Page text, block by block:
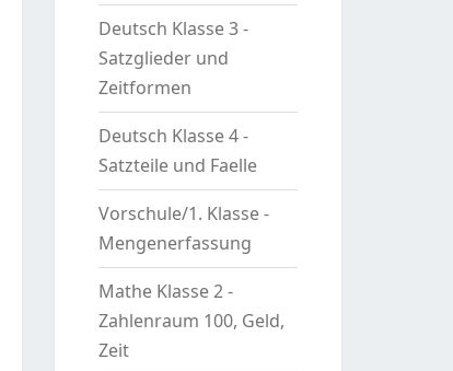
Deutsch Klasse 3 -
Satzglieder und
Zeitformen
Deutsch Klasse 4 -
Satzteile und Faelle
Vorschule/1. Klasse -
Mengenerfassung
Mathe Klasse 2 -
Zahlenraum 100, Geld,
Zeit